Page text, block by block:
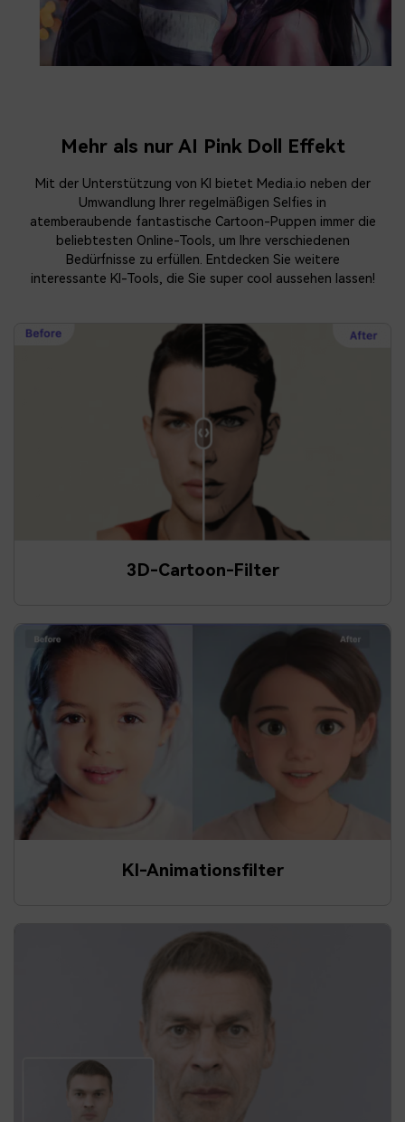
Mehr als nur AI Pink Doll Effekt
Mit der Unterstützung von KI bietet Media.io neben der
Umwandlung Ihrer regelmäßigen Selfies in
atemberaubende fantastische Cartoon-Puppen immer die
beliebtesten Online-Tools, um Ihre verschiedenen
Bedürfnisse zu erfüllen. Entdecken Sie weitere
interessante KI-Tools, die Sie super cool aussehen lassen!
3D-Cartoon-Filter
KI-Animationsfilter